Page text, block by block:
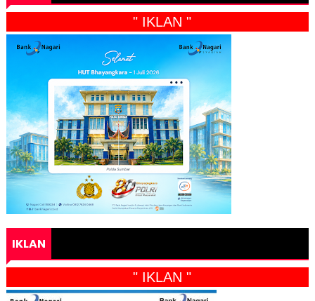
" IKLAN "
IKLAN
" IKLAN "